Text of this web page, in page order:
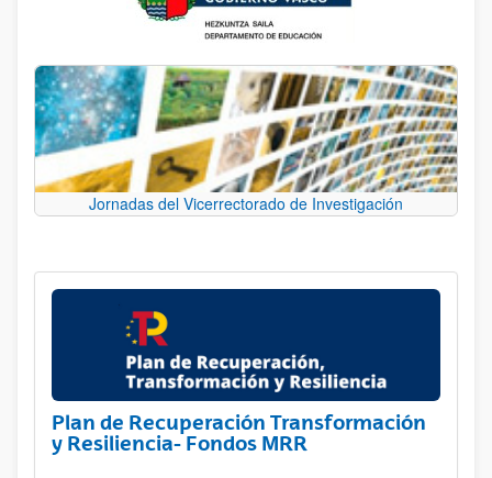
Jornadas del Vicerrectorado de Investigación
Plan de Recuperación Transformación
y Resiliencia- Fondos MRR